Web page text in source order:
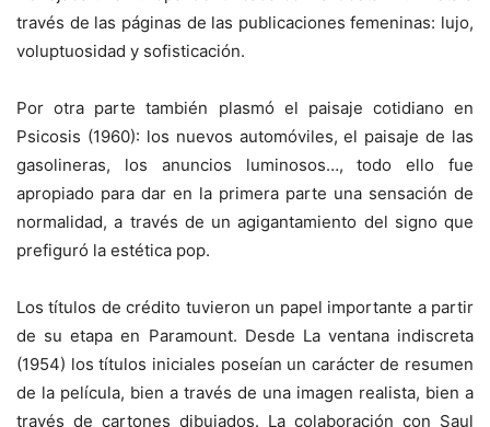
través de las páginas de las publicaciones femeninas: lujo,
voluptuosidad y sofisticación.
Por otra parte también plasmó el paisaje cotidiano en
Psicosis (1960): los nuevos automóviles, el paisaje de las
gasolineras, los anuncios luminosos…, todo ello fue
apropiado para dar en la primera parte una sensación de
normalidad, a través de un agigantamiento del signo que
prefiguró la estética pop.
Los títulos de crédito tuvieron un papel importante a partir
de su etapa en Paramount. Desde La ventana indiscreta
(1954) los títulos iniciales poseían un carácter de resumen
de la película, bien a través de una imagen realista, bien a
través de cartones dibujados. La colaboración con Saul